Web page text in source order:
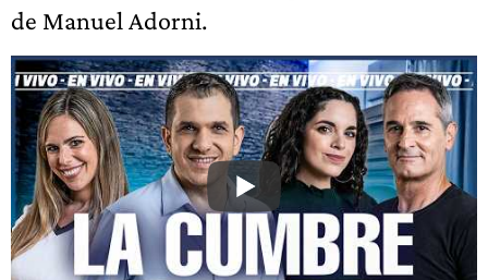
de Manuel Adorni.